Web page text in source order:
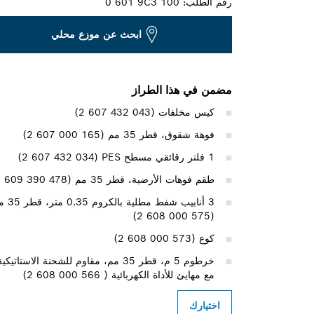
ابحث عن موزع محلي
مضمن في هذا الطراز
كيس مخلفات (2‎ 607 432 043)
فوهة شقوق، قطر 35 مم (‎2 607 000 165)
1 فلتر رقائقي مسطح PES‏ (‎2 607 432 034)
طقم فوهات الأرضية، قطر 35 مم (‎1 609 390 478)
3 أنابيب
(‎2 608 000 575)
كوع (‎2 608 000 573)
خرطوم 5 م، قطر 35 مم، مقاوم للشحنة
مع مهايئ للأداة الكهربائية ( ‎2 608 000 566)
اختيارك